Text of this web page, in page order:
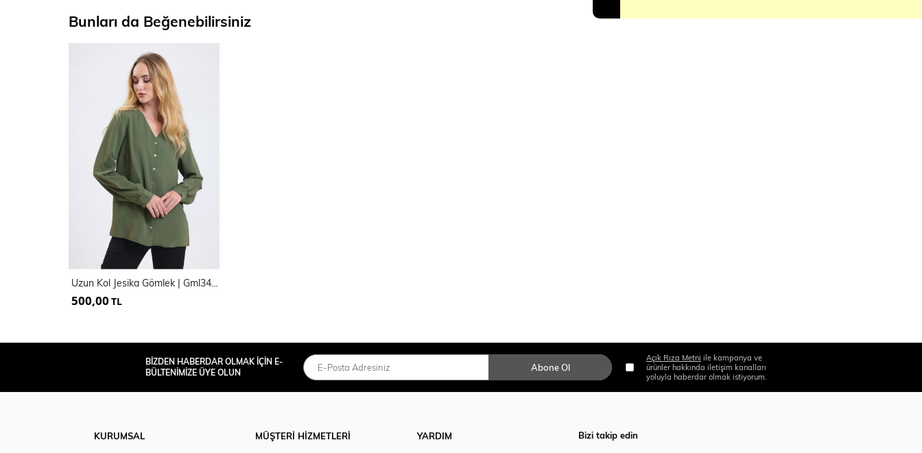
Bunları da Beğenebilirsiniz
Uzun Kol Jesika Gömlek | Gml34794
500,00 TL
BİZDEN HABERDAR OLMAK İÇİN E-
BÜLTENİMİZE ÜYE OLUN
Abone Ol
Açık Rıza Metni ile kampanya ve
ürünler hakkında iletişim kanalları
yoluyla haberdar olmak istiyorum.
KURUMSAL
MÜŞTERİ HİZMETLERİ
YARDIM
Bizi takip edin